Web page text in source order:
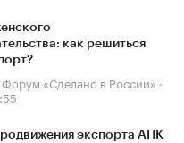
как решиться
«Сделано в России» ·
экспорта АПК